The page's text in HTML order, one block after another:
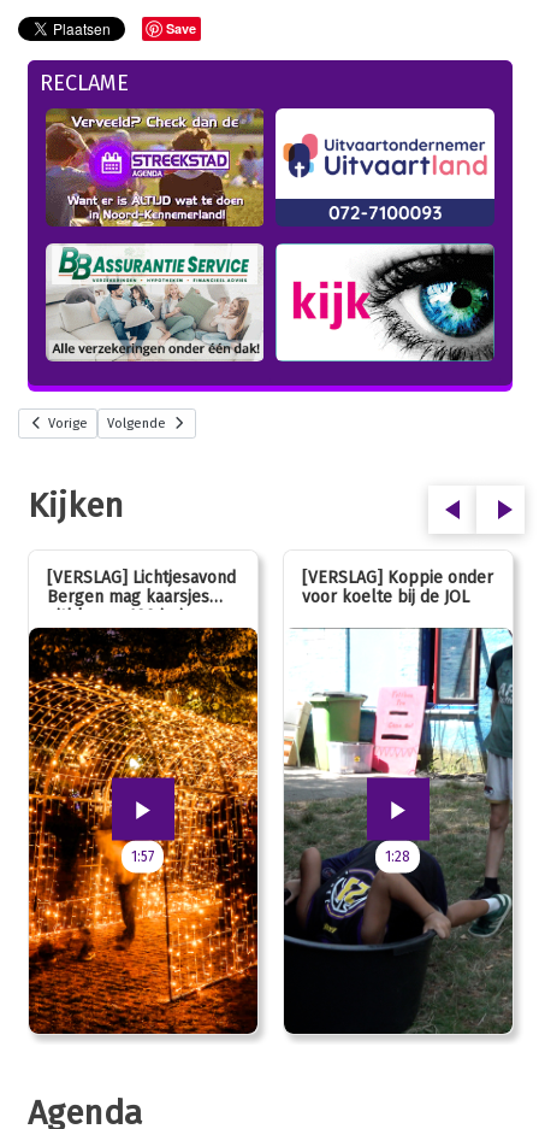
Save
RECLAME
Vorige Volgende
Kijken
[VERSLAG] Lichtjesavond
Bergen mag kaarsjes
uitblazen: 100 jarig
jubileum!
1:57
[VERSLAG] Koppie onder
voor koelte bij de JOL
1:28
Agenda